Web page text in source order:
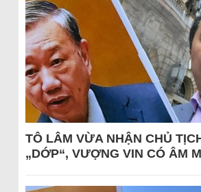
TÔ LÂM VỪA NHẬN CHỦ
„DỚP“, VƯỢNG VIN CÓ ÂM